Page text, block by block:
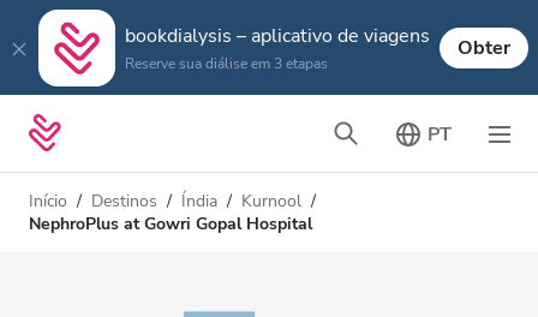
bookdialysis – aplicativo de viagens
Reserve sua diálise em 3 etapas
Obter
PT
Início Destinos Índia
Kurnool
NephroPlus at Gowri Gopal Hospital